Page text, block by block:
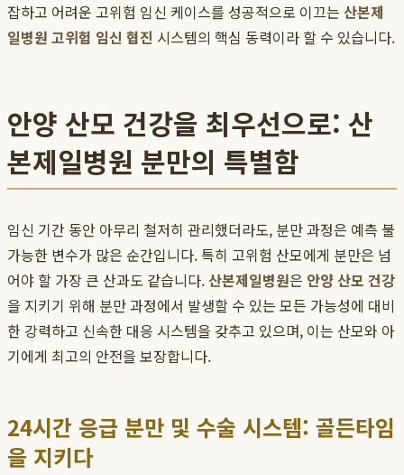
잡하고 어려운 고위험 임신 케이스를 성공적으로 이끄는 산본제
일병원 고위험 임신 협진 시스템의 핵심 동력이라 할 수 있습니다.
안양 산모 건강을 최우선으로: 산
본제일병원 분만의 특별함
임신 기간 동안 아무리 철저히 관리했더라도, 분만 과정은 예측 불
가능한 변수가 많은 순간입니다. 특히 고위험 산모에게 분만은 넘
어야 할 가장 큰 산과도 같습니다. 산본제일병원은 안양 산모 건강
을 지키기 위해 분만 과정에서 발생할 수 있는 모든 가능성에 대비
한 강력하고 신속한 대응 시스템을 갖추고 있으며, 이는 산모와 아
기에게 최고의 안전을 보장합니다.
24시간 응급 분만 및 수술 시스템: 골든타임
을 지키다